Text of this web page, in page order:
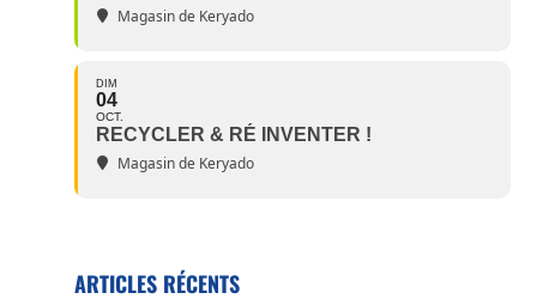
Magasin de Keryado
DIM
04
OCT.
RECYCLER & RÉ INVENTER !
Magasin de Keryado
ARTICLES RÉCENTS